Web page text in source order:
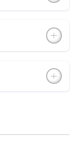
für classic